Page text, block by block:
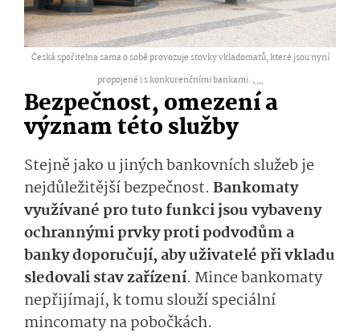
Česká spořitelna sama o sobě provozuje stovky vkladomatů, které jsou nyní
propojené i s konkurenčními bankami. ,...
Bezpečnost, omezení a
význam této služby
Stejně jako u jiných bankovních služeb je
nejdůležitější bezpečnost. Bankomaty
využívané pro tuto funkci jsou vybaveny
ochrannými prvky proti podvodům a
banky doporučují, aby uživatelé při vkladu
sledovali stav zařízení. Mince bankomaty
nepřijímají, k tomu slouží speciální
mincomaty na pobočkách.